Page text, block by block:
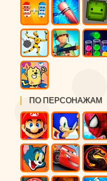
ПО ПЕРСОНАЖАМ